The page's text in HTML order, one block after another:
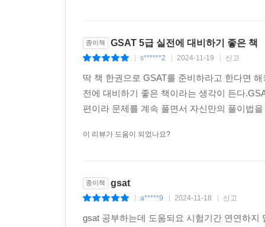
4. 전 회차 온라인 응시 서비스
5. GSAT 온라인 모의고사
종이책 GSAT 5급 실전에 대비하기 좋은 책
s******2 2024-11-19 신고
딱 책 한권으로 GSAT를 준비하라고 한다면
전에 대비하기 좋은 책이라는 생각이 든다
편이라 문제를 계속 풀면서 자신만의 풀이법
이 리뷰가 도움이 되었나요?
종이책 gsat
a*****9 2024-11-18 신고
gsat 공부하는데 도움되요 시험기간 연연하